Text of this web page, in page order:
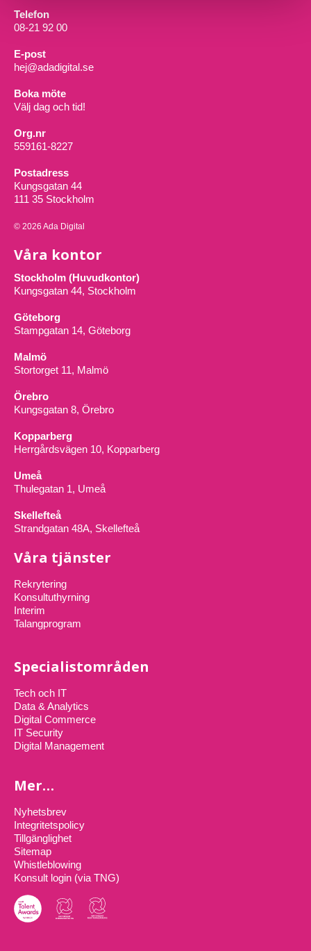
Telefon
08-21 92 00
E-post
hej@adadigital.se
Boka möte
Välj dag och tid!
Org.nr
559161-8227
Postadress
Kungsgatan 44
111 35 Stockholm
© 2026 Ada Digital
Våra kontor
Stockholm (Huvudkontor)
Kungsgatan 44, Stockholm
Göteborg
Stampgatan 14, Göteborg
Malmö
Stortorget 11, Malmö
Örebro
Kungsgatan 8, Örebro
Kopparberg
Herrgårdsvägen 10, Kopparberg
Umeå
Thulegatan 1, Umeå
Skellefteå
Strandgatan 48A, Skellefteå
Våra tjänster
Rekrytering
Konsultuthyrning
Interim
Talangprogram
Specialistområden
Tech och IT
Data & Analytics
Digital Commerce
IT Security
Digital Management
Mer…
Nyhetsbrev
Integritetspolicy
Tillgänglighet
Sitemap
Whistleblowing
Konsult login (via TNG)